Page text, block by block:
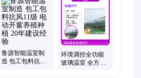
鲁源智能温室制
造 包工包料抗风
环境调控全功能
玻璃温室 全方位